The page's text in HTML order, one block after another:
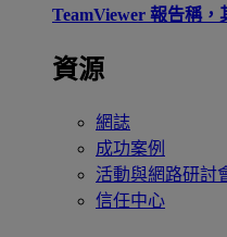
TeamViewer 報告稱，
資源
網誌
成功案例
活動與網路研討
信任中心